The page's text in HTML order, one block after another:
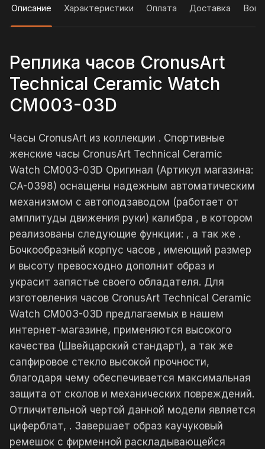
Описание Характеристики Оплата Доставка
Реплика часов CronusArt
Technical Ceramic Watch
CM003-03D
Часы CronusArt из коллекции . Спортивные
женские часы CronusArt Technical Ceramic
Watch CM003-03D Оригинал (Артикул магазина:
CA-0398) оснащены надежным автоматическим
механизмом с автоподзаводом (работает от
амплитуды движения руки) калибра , в котором
реализованы следующие функции: , а так же .
Бочкообразный корпус часов , имеющий размер
и высоту превосходно дополнит образ и
украсит запястье своего обладателя. Для
изготовления часов CronusArt Technical Ceramic
Watch CM003-03D предлагаемых в нашем
интернет-магазине, применяются высокого
качества (Швейцарский стандарт), а так же
сапфировое стекло высокой прочности,
благодаря чему обеспечивается максимальная
защита от сколов и механических повреждений.
Отличительной чертой данной модели является
циферблат, . Завершает образ каучуковый
ремешок с фирменной раскладывающейся